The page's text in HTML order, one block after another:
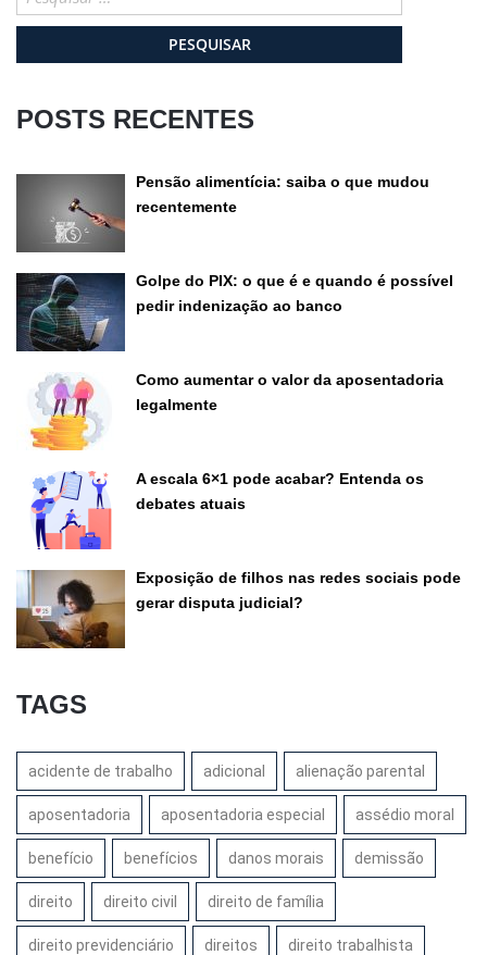
por:
POSTS RECENTES
Pensão alimentícia: saiba o que mudou
recentemente
Golpe do PIX: o que é e quando é possível
pedir indenização ao banco
Como aumentar o valor da aposentadoria
legalmente
A escala 6×1 pode acabar? Entenda os
debates atuais
Exposição de filhos nas redes sociais pode
gerar disputa judicial?
TAGS
acidente de trabalho adicional alienação parental
aposentadoria aposentadoria especial assédio moral
benefício benefícios danos morais demissão
direito direito civil direito de família
direito previdenciário direitos direito trabalhista